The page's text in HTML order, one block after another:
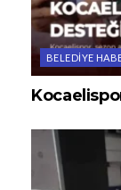
BELEDIYE